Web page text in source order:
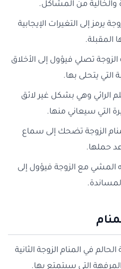
والخالية من المشاكل.
يرمز إلى التغيرات الإيجابية
المقبلة.
تصلي فيؤول إلى الأخلاق
التي يتحلى بها.
الرائي وهي بشكل غير لائق
التي سيعاني منها.
الزوجة تضحك إلى سماع
حملها.
المشي مع الزوجة فيؤول إلى
في المنام الزوجة الثانية
المرفهة التي سيتمتع بها.